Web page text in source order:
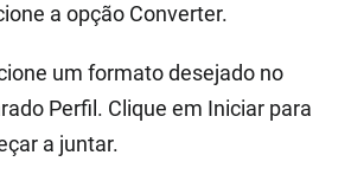
a opção Converter.
um formato desejado no
Perfil. Clique em Iniciar para
a juntar.